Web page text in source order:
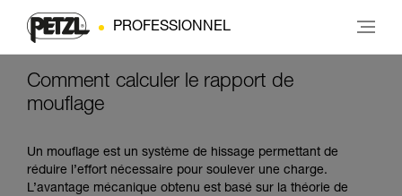
PROFESSIONNEL
Comment calculer le rapport de
mouflage
Un mouflage est un système de hissage permettant de
réduire l’effort nécessaire pour soulever une charge.
L’avantage mécanique obtenu est basé sur la théorie de